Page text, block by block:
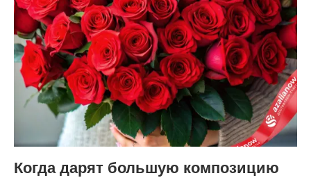
Когда дарят большую композицию